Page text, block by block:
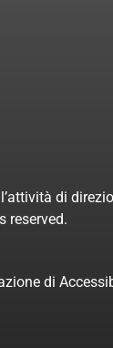
di
reserved.
di